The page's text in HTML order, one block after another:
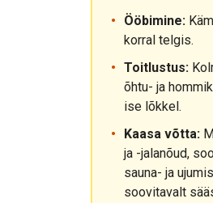
Ööbimine:
korral telgis.
Toitlustus:
õhtu- ja
ise lõkkel.
Kaasa võtta:
ja -jalanõud,
sauna- ja
soovitavalt